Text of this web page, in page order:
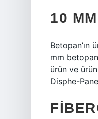
10
mm
ürün ve
Disphe-